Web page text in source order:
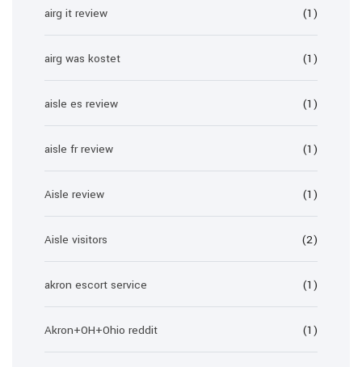
airg it review (1)
airg was kostet (1)
aisle es review (1)
aisle fr review (1)
Aisle review (1)
Aisle visitors (2)
akron escort service (1)
Akron+OH+Ohio reddit (1)